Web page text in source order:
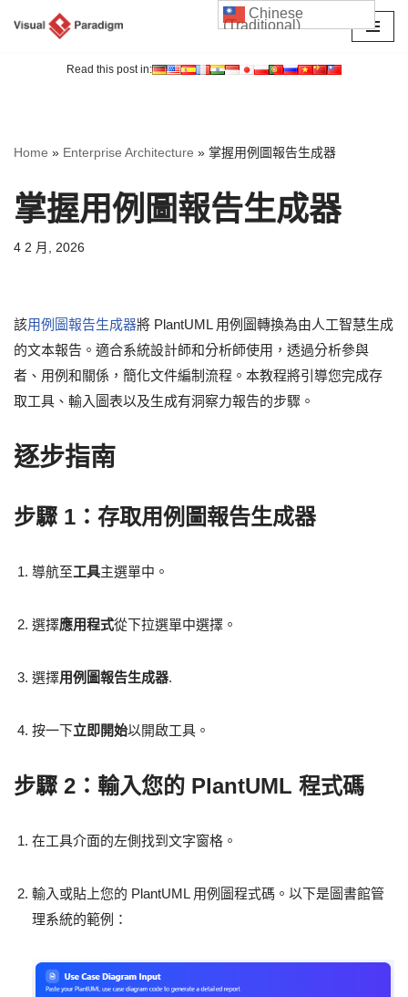
Read this post in:
Home » Enterprise Architecture » 掌握用例圖報告生成器
掌握用例圖報告生成器
4 2 月, 2026
該用例圖報告生成器將 PlantUML 用例圖轉換為由人工智慧生成
的文本報告。適合系統設計師和分析師使用，透過分析參與
者、用例和關係，簡化文件編制流程。本教程將引導您完成存
取工具、輸入圖表以及生成有洞察力報告的步驟。
逐步指南
步驟 1：存取用例圖報告生成器
導航至工具主選單中。
選擇應用程式從下拉選單中選擇。
選擇用例圖報告生成器.
按一下立即開始以開啟工具。
步驟 2：輸入您的 PlantUML 程式碼
在工具介面的左側找到文字窗格。
輸入或貼上您的 PlantUML 用例圖程式碼。以下是圖書館管
理系統的範例：
Chinese
(Traditional)